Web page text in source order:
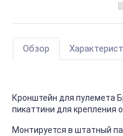
Обзор
Кронштейн для пулемета
пикаттини для крепления
Монтируется в штатный